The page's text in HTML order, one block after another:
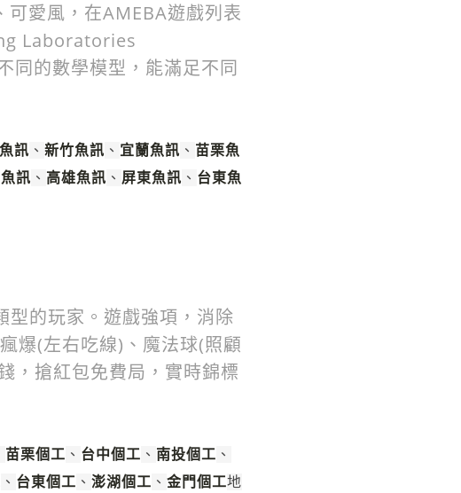
愛風，在AMEBA遊戲列表
Laboratories
的數學模型，能滿足不同
訊 、 新竹魚訊 、 宜蘭魚訊 、 苗栗魚
訊 、 高雄魚訊 、 屏東魚訊 、 台東魚
型的玩家。遊戲強項，消除
爆(左右吃線)、魔法球(照顧
，搶紅包免費局，實時錦標
苗栗個工 、 台中個工 、 南投個工 、
、 台東個工 、 澎湖個工 、 金門個工地